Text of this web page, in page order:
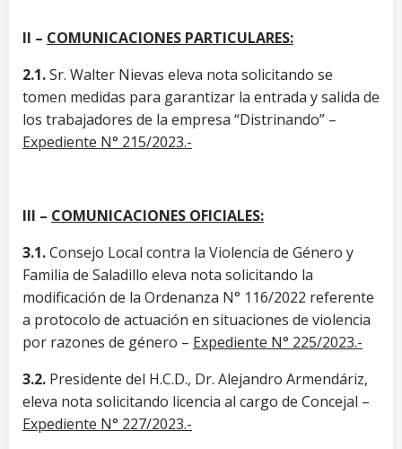
II – COMUNICACIONES PARTICULARES:
2.1.Sr. Walter Nievas eleva nota solicitando se
tomen medidas para garantizar la entrada y salida de
los trabajadores de la empresa “Distrinando” –
Expediente N° 215/2023.-
III – COMUNICACIONES OFICIALES:
3.1.Consejo Local contra la Violencia de Género y
Familia de Saladillo eleva nota solicitando la
modificación de la Ordenanza N° 116/2022 referente
a protocolo de actuación en situaciones de violencia
por razones de género – Expediente N° 225/2023.-
3.2. Presidente del H.C.D., Dr. Alejandro Armendáriz,
eleva nota solicitando licencia al cargo de Concejal –
Expediente N° 227/2023.-